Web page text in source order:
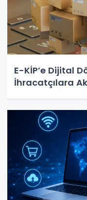
E-KİP’e Dijital
İhracatçılara